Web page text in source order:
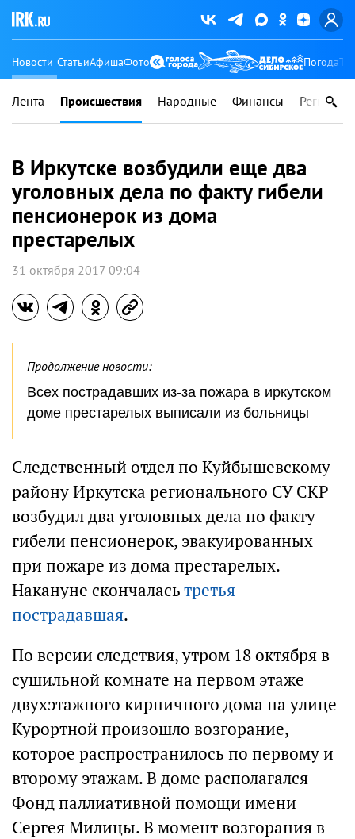
Новости СтатьиАфишаФото Погода
Лента Происшествия Народные Финансы Регионы
В Иркутске возбудили еще два
уголовных дела по факту гибели
пенсионерок из дома
престарелых
31 октября 2017 09:04
Продолжение новости:
Всех пострадавших из-за пожара в иркутском
доме престарелых выписали из больницы
Следственный отдел по Куйбышевскому
району Иркутска регионального СУ СКР
возбудил два уголовных дела по факту
гибели пенсионерок, эвакуированных
при пожаре из дома престарелых.
Накануне скончаласьтретья
пострадавшая.
По версии следствия, утром 18 октября в
сушильной комнате на первом этаже
двухэтажного кирпичного дома на улице
Курортной произошло возгорание,
которое распространилось по первому и
второму этажам. В доме располагался
Фонд паллиативной помощи имени
Сергея Милицы. В момент возгорания в